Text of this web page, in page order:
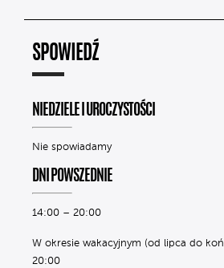
SPOWIEDŹ
NIEDZIELE I UROCZYSTOŚCI
Nie spowiadamy
DNI POWSZEDNIE
14:00 – 20:00
W okresie wakacyjnym (od lipca do
20:00